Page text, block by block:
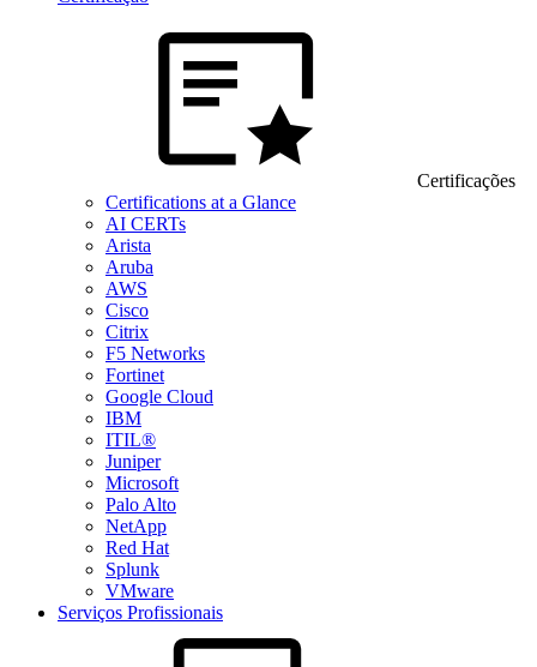
Certificações
Certifications at a Glance
AI CERTs
Arista
Aruba
AWS
Cisco
Citrix
F5 Networks
Fortinet
Google Cloud
IBM
ITIL®
Juniper
Microsoft
Palo Alto
NetApp
Red Hat
Splunk
VMware
Serviços Profissionais